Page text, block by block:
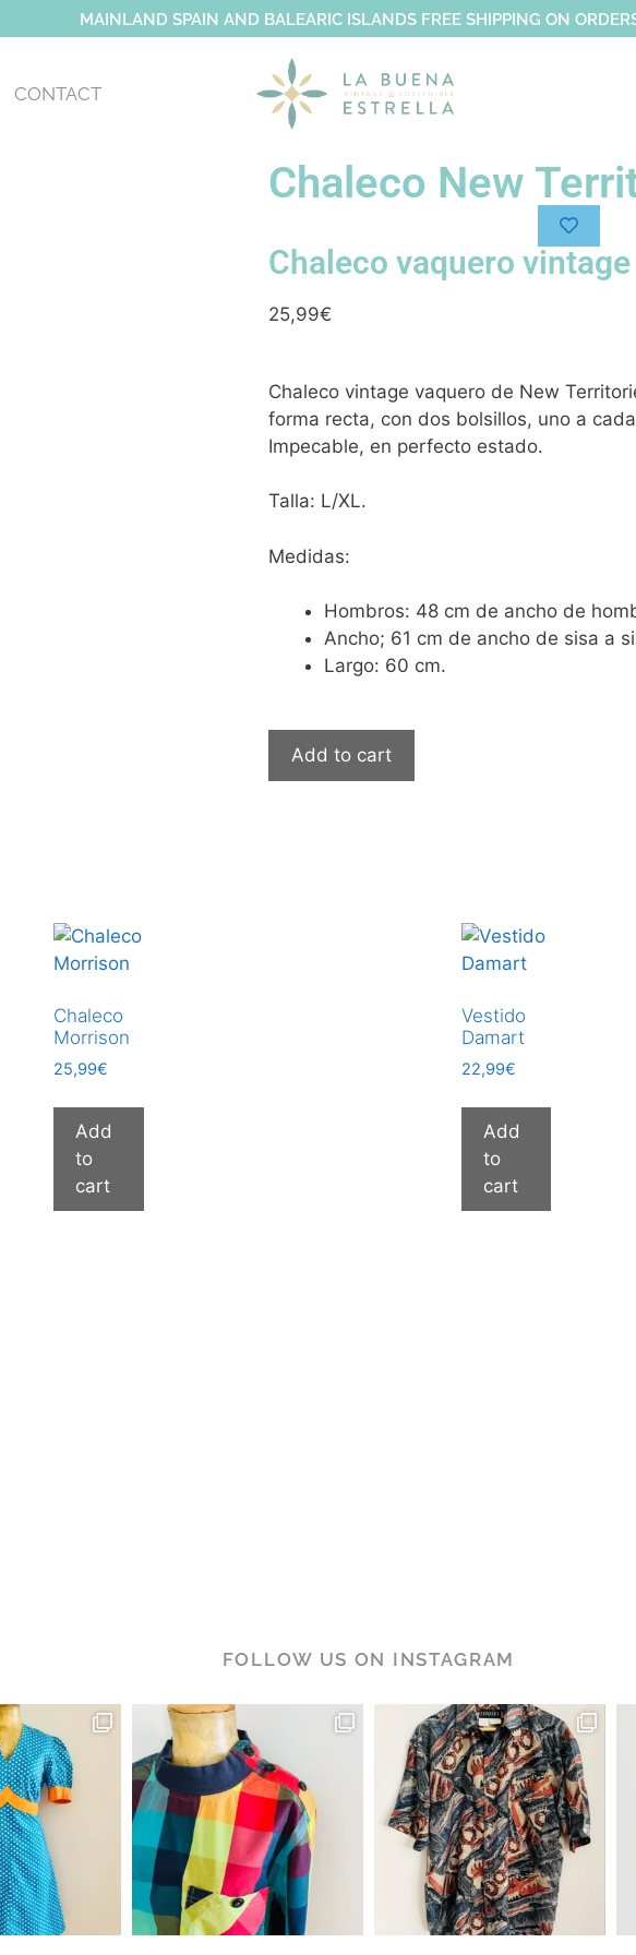
MAINLAND SPAIN AND BALEARIC ISLANDS FREE SHIPPING ON
CONTACT
Chaleco New
Chaleco vaquero vintage
25,99€
Chaleco vintage vaquero de New
forma recta, con dos bolsillos, uno a
Impecable, en perfecto estado.
Talla: L/XL.
Medidas:
Hombros: 48 cm de ancho de
Ancho; 61 cm de ancho de sisa a
Largo: 60 cm.
Add to cart
Chaleco
Morrison
25,99€
Add
to
cart
Vestido
Damart
22,99€
Add
to
cart
FOLLOW US ON INSTAGRAM